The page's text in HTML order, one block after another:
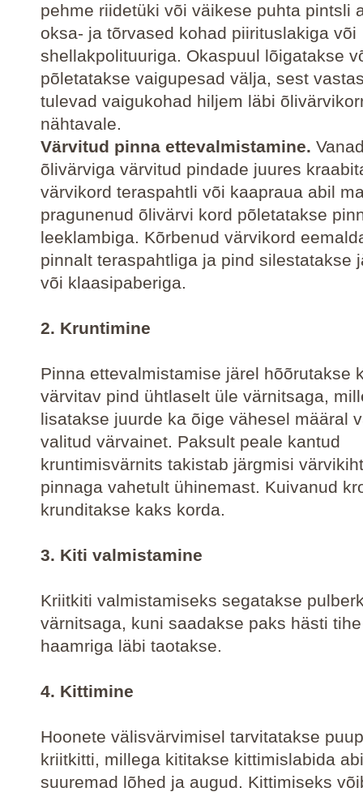
pehme riidetüki või väikese puhta pintsli
oksa- ja tõrvased kohad piirituslakiga või
shellakpolituuriga. Okaspuul lõigatakse
põletatakse vaigupesad välja, sest
tulevad vaigukohad hiljem läbi
nähtavale.
Värvitud pinna ettevalmistamine.
õlivärviga värvitud pindade juures
värvikord teraspahtli või kaapraua abil
pragunenud õlivärvi kord põletatakse
leeklambiga. Kõrbenud värvikord
pinnalt teraspahtliga ja pind silestatakse
või klaasipaberiga.
2. Kruntimine
Pinna ettevalmistamise järel hõõrutakse
värvitav pind ühtlaselt üle värnitsaga,
lisatakse juurde ka õige vähesel määral
valitud värvainet. Paksult peale kantud
kruntimisvärnits takistab järgmisi
pinnaga vahetult ühinemast. Kuivanud
krunditakse kaks korda.
3. Kiti valmistamine
Kriitkiti valmistamiseks segatakse
värnitsaga, kuni saadakse paks hästi
haamriga läbi taotakse.
4. Kittimine
Hoonete välisvärvimisel tarvitatakse
kriitkitti, millega kititakse kittimislabida
suuremad lõhed ja augud. Kittimiseks